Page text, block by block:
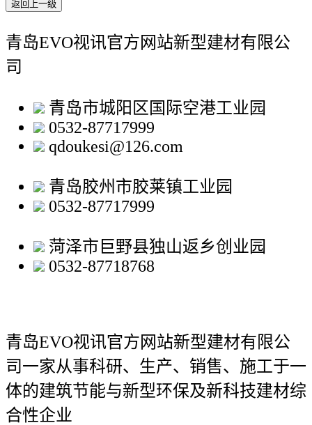
返回上一级
青岛EVO视讯官方网站新型建材有限公
司
青岛市城阳区国际空港工业园
0532-87717999
qdoukesi@126.com
青岛胶州市胶莱镇工业园
0532-87717999
菏泽市巨野县独山返乡创业园
0532-87718768
青岛EVO视讯官方网站新型建材有限公
司一家从事科研、生产、销售、施工于一
体的建筑节能与新型环保及新科技建材综
合性企业